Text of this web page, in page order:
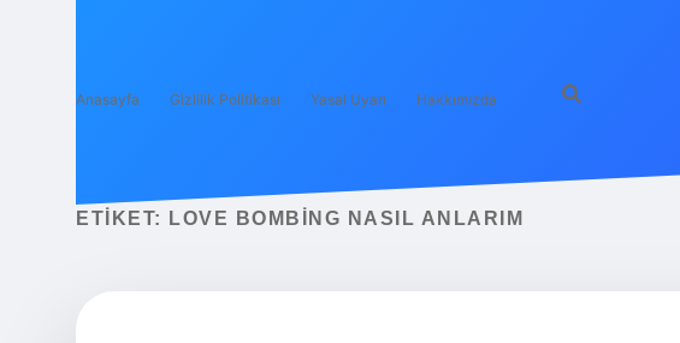
Anasayfa Gizlilik Politikası Yasal Uyarı Hakkımızda
ETIKET: LOVE BOMBING NASIL ANLARIM